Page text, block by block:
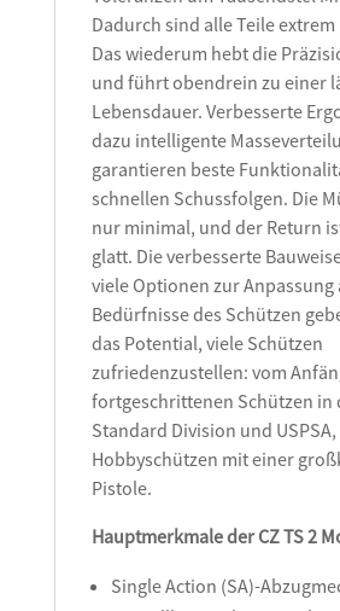
Dadurch sind alle Teile extrem
Das wiederum hebt die
und führt obendrein zu einer
Lebensdauer. Verbesserte
dazu intelligente
garantieren beste
schnellen Schussfolgen. Die
nur minimal, und der Return
glatt. Die verbesserte
viele Optionen zur Anpassung
Bedürfnisse des Schützen
das Potential, viele Schützen
zufriedenzustellen: vom
fortgeschrittenen Schützen in
Standard Division und
Hobbyschützen mit einer
Pistole.
Hauptmerkmale der CZ TS 2
Single Action (SA)-